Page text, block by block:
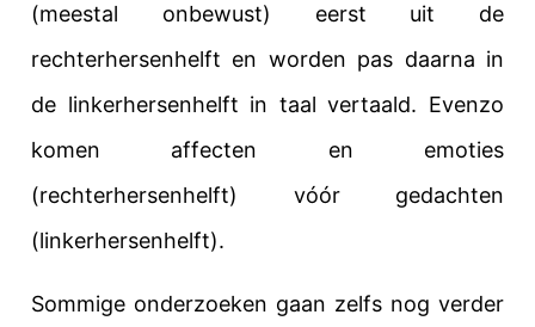
(meestal onbewust) eerst uit de
rechterhersenhelft en worden pas daarna in
de linkerhersenhelft in taal vertaald. Evenzo
komen affecten en emoties
(rechterhersenhelft) vóór gedachten
(linkerhersenhelft).
Sommige onderzoeken gaan zelfs nog verder